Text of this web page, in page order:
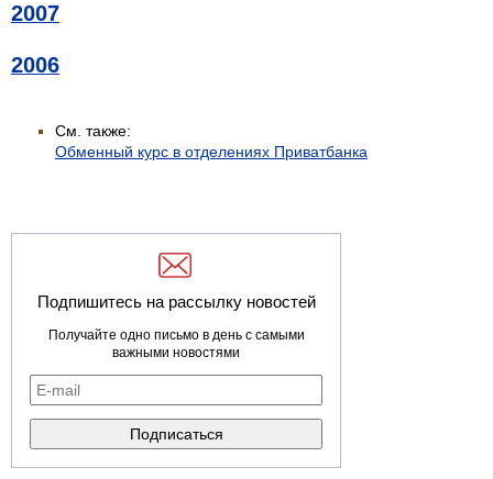
2007
2006
См. также:
Обменный курс в отделениях Приватбанка
Подпишитесь на рассылку новостей
Получайте одно письмо в день с самыми
важными новостями